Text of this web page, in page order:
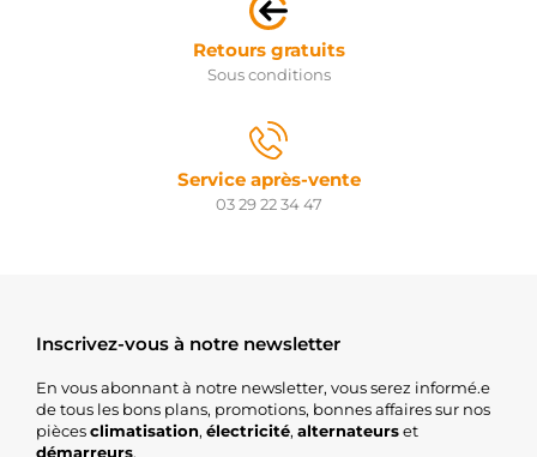
Retours gratuits
Sous conditions
Service après-vente
03 29 22 34 47
Inscrivez-vous à notre newsletter
En vous abonnant à notre newsletter, vous serez informé.e
de tous les bons plans, promotions, bonnes affaires sur nos
piècesclimatisation, électricité, alternateurset
démarreurs.